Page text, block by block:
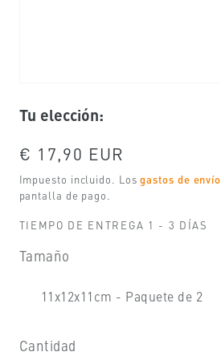
multimedia
1
una
ventana
Tu elección:
Precio
habitual
€ 17,90 EUR
Impuesto incluido. Losgastos de envío
pantalla de pago.
TIEMPO DE ENTREGA 1 - 3 DÍAS
Tamaño
Cantidad